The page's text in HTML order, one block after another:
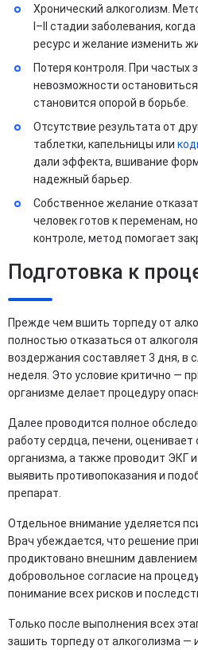
Хронический алкоголизм.
I–II стадии заболевания,
ресурс и желание изменить
Потеря контроля. При частых
невозможности
становится опорой в борьбе.
Отсутствие результата от
таблетки, капельницы или
дали эффекта, вшивание
надежный барьер.
Собственное желание
человек готов к переменам,
контроле, метод помогает
Подготовка к
Прежде чем вшить торпеду от
полностью отказаться от
воздержания составляет 3 дня, в
неделя. Это условие критично —
организме делает процедуру
Далее проводится полное
работу сердца, печени,
организма, а также проводит ЭКГ
выявить противопоказания и
препарат.
Отдельное внимание уделяется
Врач убеждается, что решение
продиктовано внешним
добровольное согласие на
понимание всех рисков и
Только после выполнения всех
зашить торпеду от алкоголизма —